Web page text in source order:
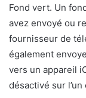
Fond vert. Un
avez envoyé ou
fournisseur de
également
vers un appareil
désactivé sur